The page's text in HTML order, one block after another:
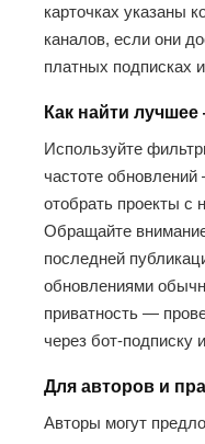
карточках указаны
каналов, если они
платных подписках
Как найти
Используйте
частоте
отобрать проекты
Обращайте
последней
обновлениями
приватность —
через бот-подписку
Для авторов и
Авторы могут